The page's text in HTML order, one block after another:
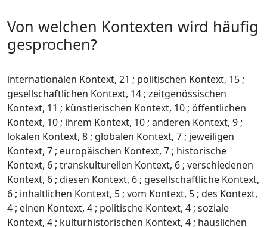
Von welchen Kontexten wird häufig
gesprochen?
internationalen Kontext, 21 ; politischen Kontext, 15 ;
gesellschaftlichen Kontext, 14 ; zeitgenössischen
Kontext, 11 ; künstlerischen Kontext, 10 ; öffentlichen
Kontext, 10 ; ihrem Kontext, 10 ; anderen Kontext, 9 ;
lokalen Kontext, 8 ; globalen Kontext, 7 ; jeweiligen
Kontext, 7 ; europäischen Kontext, 7 ; historische
Kontext, 6 ; transkulturellen Kontext, 6 ; verschiedenen
Kontext, 6 ; diesen Kontext, 6 ; gesellschaftliche Kontext,
6 ; inhaltlichen Kontext, 5 ; vom Kontext, 5 ; des Kontext,
4 ; einen Kontext, 4 ; politische Kontext, 4 ; soziale
Kontext, 4 ; kulturhistorischen Kontext, 4 ; häuslichen